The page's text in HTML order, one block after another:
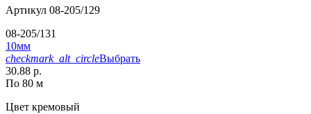
Артикул 08-205/129
08-205/131
10мм
checkmark_alt_circleВыбрать
30.88 р.
По 80 м
Цвет кремовый